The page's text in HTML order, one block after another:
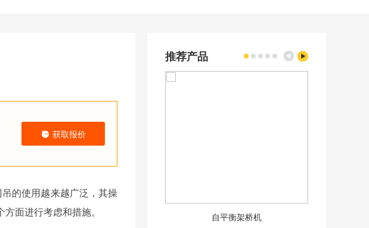
获取报价
的使用越来越广泛，其操
面进行考虑和措施。
推荐产品
自平衡架桥机